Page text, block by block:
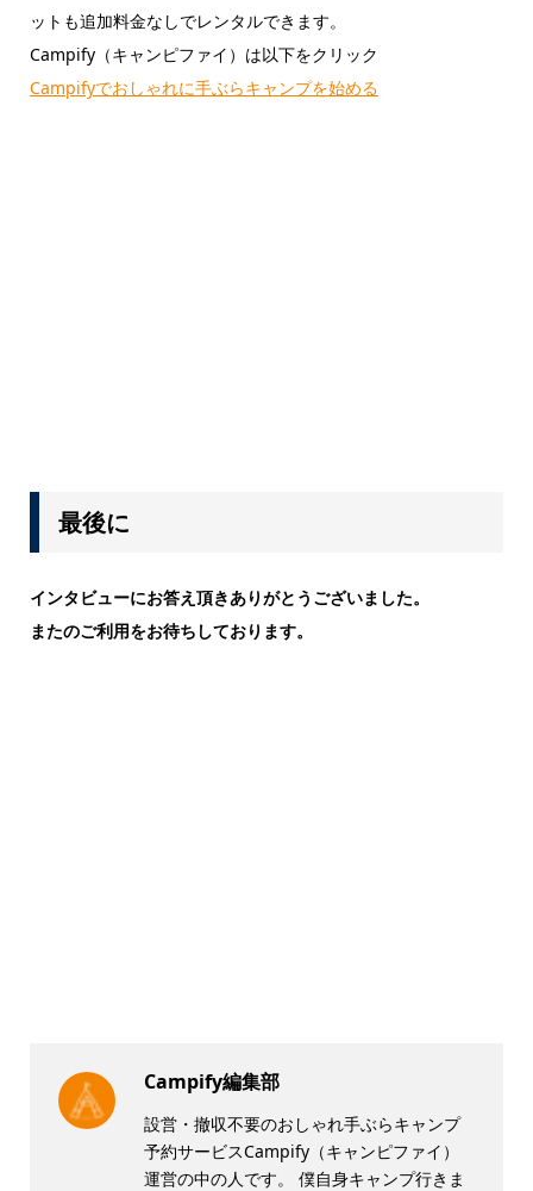
ットも追加料金なしでレンタルできます。
Campify（キャンピファイ）は以下をクリック
Campifyでおしゃれに手ぶらキャンプを始める
最後に
インタビューにお答え頂きありがとうございました。
またのご利用をお待ちしております。
Campify編集部
設営・撤収不要のおしゃれ手ぶらキャンプ
予約サービスCampify（キャンピファイ）
運営の中の人です。 僕自身キャンプ行きま